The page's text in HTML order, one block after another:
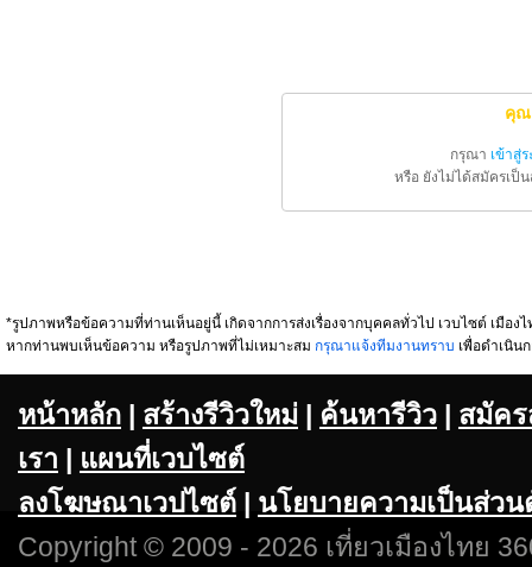
คุณ
กรุณา เข้าสู่
หรือ ยังไม่ได้สมัครเป็
*รูปภาพหรือข้อความที่ท่านเห็นอยู่นี้ เกิดจากการส่งเรื่องจากบุคคลทั่วไป เวบไซต์ เมือ
หากท่านพบเห็นข้อความ หรือรูปภาพที่ไม่เหมาะสม กรุณาแจ้งทีมงานทราบ เพื่อดำเนิน
หน้าหลัก | สร้างรีวิวใหม่ | ค้นหารีวิว | สมัค
เรา | แผนที่เวบไซต์
ลงโฆษณาเวปไซต์ | นโยบายความเป็นส่วน
Copyright © 2009 - 2026 เที่ยวเมืองไทย